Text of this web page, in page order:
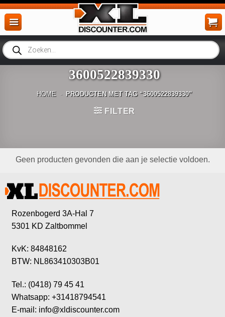
Ga
naar
inhoud
Producten
zoeken
3600522839330
HOME - PRODUCTEN MET TAG “3600522839330”
FILTER
Geen producten gevonden die aan je selectie voldoen.
Rozenbogerd 3A-Hal 7
5301 KD Zaltbommel
KvK: 84848162
BTW: NL863410303B01
Tel.: (0418) 79 45 41
Whatsapp: +31418794541
E-mail: info@xldiscounter.com